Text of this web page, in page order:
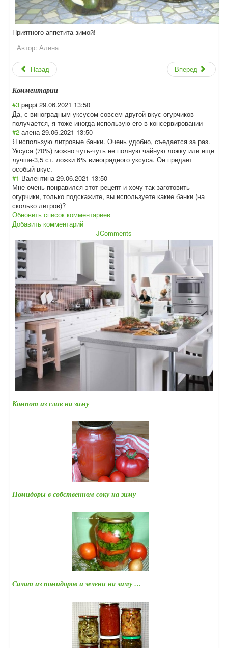
Приятного аппетита зимой!
Автор: Алена
Назад Вперед
Комментарии
#3 peppi 29.06.2021 13:50
Да, с виноградным уксусом совсем другой вкус огурчиков
получается, я тоже иногда использую его в консервировании
#2 алена 29.06.2021 13:50
Я использую литровые банки. Очень удобно, съедается за раз.
Уксуса (70%) можно чуть-чуть не полную чайную ложку или еще
лучше-3,5 ст. ложки 6% виноградного уксуса. Он придает
особый вкус.
#1 Валентина 29.06.2021 13:50
Мне очень понравился этот рецепт и хочу так заготовить
огурчики, только подскажите, вы используете какие банки (на
сколько литров)?
Обновить список комментариев
Добавить комментарий
JComments
Компот из слив на зиму
Помидоры в собственном соку на зиму
Салат из помидоров и зелени на зиму …